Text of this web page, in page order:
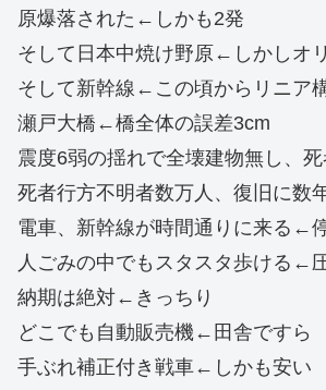
原爆落された←しかも2発
そして日本中焼け野原←しかしオ
そして新幹線←この頃からリニア
瀬戸大橋←橋全体の誤差3cm
震度6弱の揺れで全壊建物無し、
死者行方不明者数万人、復旧に数
電車、新幹線が時間通りに来る←
人ごみの中でもスタスタ歩ける←
納期は絶対←きっちり
どこでも自動販売機←田舎ですら
手ぶれ補正付き戦車←しかも安い